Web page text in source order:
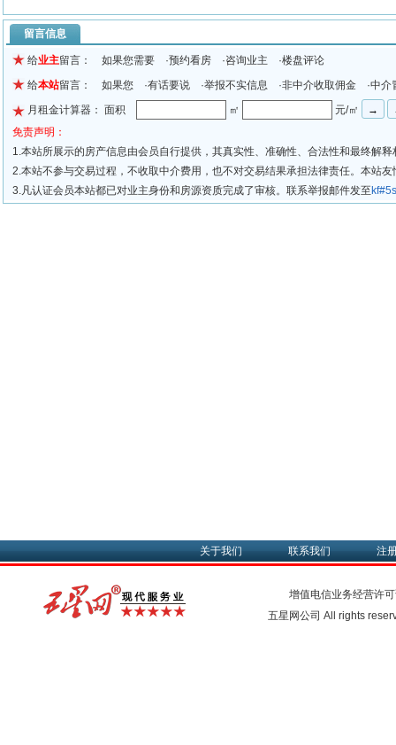
留言信息
给业主留言： 如果您需要 ·预约看房 ·咨询业主 ·楼盘评论
给本站留言： 如果您 ·有话要说 ·举报不实信息 ·非中介收取佣金 ·中介
月租金计算器： 面积
㎡
元/㎡
免责声明：
1.本站所展示的房产信息由会员自行提供，其真实性、准确性、合法性和最终解
2.本站不参与交易过程，不收取中介费用，也不对交易结果承担法律责任。本站
3.凡认证会员本站都已对业主身份和房源资质完成了审核。联系举报邮件发至
关于我们 联系我们 注
增值电信业务经营许
五星网公司 All rights